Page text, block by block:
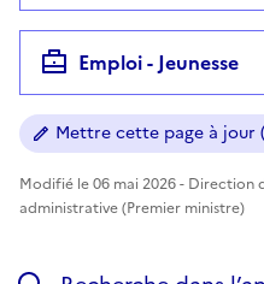
Emploi - Jeunesse
Mettre cette page à jour
Modifié le 06 mai 2026 -
administrative (Premier ministre)